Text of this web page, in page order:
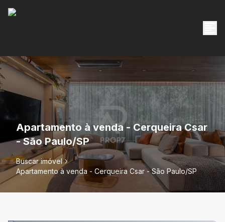
Apartamento à venda - Cerqueira Csar
- São Paulo/SP
Buscar imóvel
Apartamento à venda - Cerqueira Csar - São Paulo/SP